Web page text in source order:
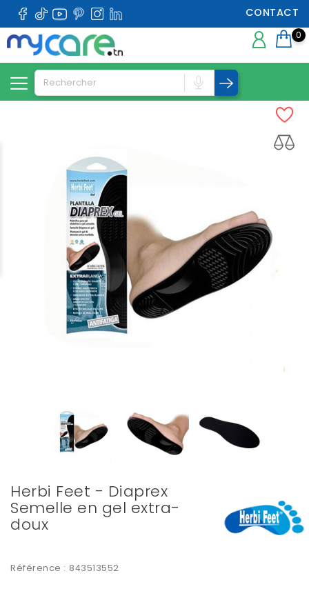
CONTACT
0
Herbi Feet - Diaprex
Semelle en gel extra-
doux
Référence : 843513552